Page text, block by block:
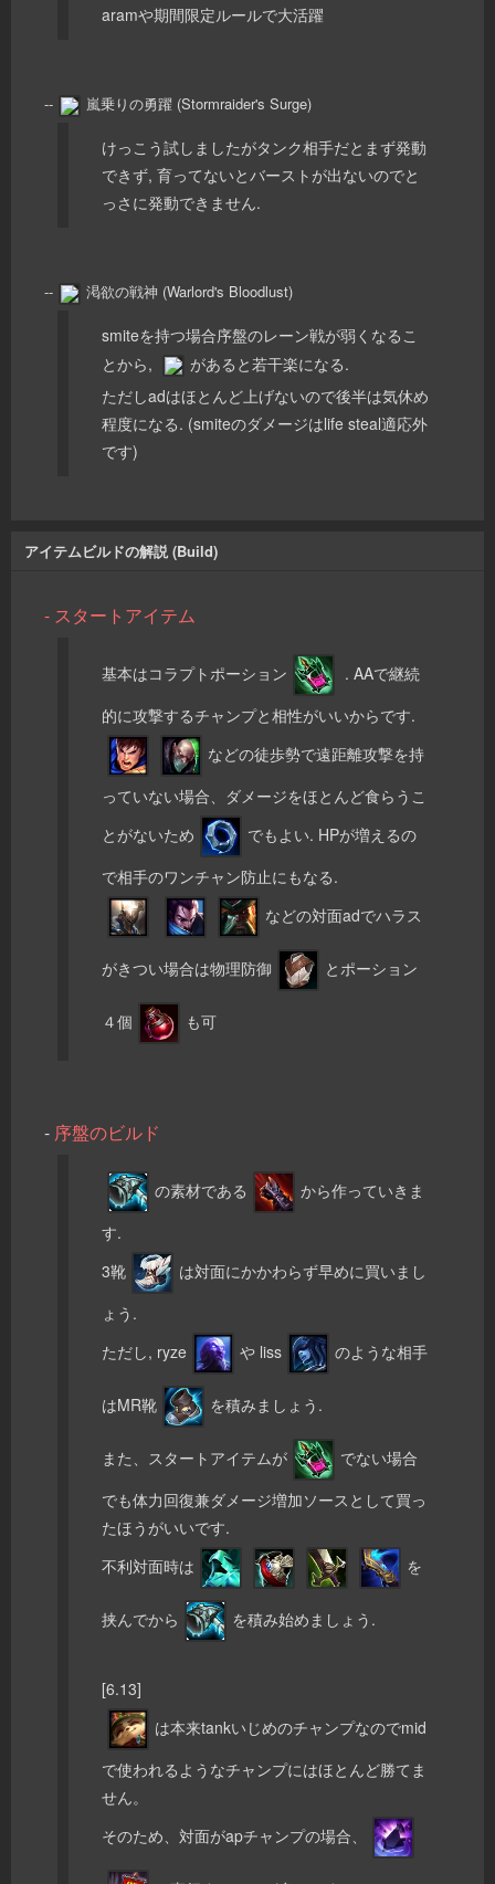
aramや期間限定ルールで大活躍
-- 嵐乗りの勇躍 (Stormraider's Surge)
けっこう試しましたがタンク相手だとまず発動
できず, 育ってないとバーストが出ないのでと
っさに発動できません.
-- 渇欲の戦神 (Warlord's Bloodlust)
smiteを持つ場合序盤のレーン戦が弱くなるこ
とから,
があると若干楽になる.
ただしadはほとんど上げないので後半は気休め
程度になる. (smiteのダメージはlife steal適応外
です)
アイテムビルドの解説 (Build)
- スタートアイテム
基本はコラプトポーション
. AAで継続
的に攻撃するチャンプと相性がいいからです.
などの徒歩勢で遠距離攻撃を持
っていない場合、ダメージをほとんど食らうこ
とがないため
でもよい. HPが増えるの
で相手のワンチャン防止にもなる.
などの対面adでハラス
がきつい場合は物理防御 とポーション
４個 も可
- 序盤のビルド
の素材である
から作っていきま
す.
3靴
は対面にかかわらず早めに買いまし
ょう.
ただし, ryze
や liss のような相手
はMR靴 を積みましょう.
また、スタートアイテムが
でない場合
でも体力回復兼ダメージ増加ソースとして買っ
たほうがいいです.
不利対面時は
を
挟んでから を積み始めましょう.
[6.13]
は本来tankいじめのチャンプなのでmid
で使われるようなチャンプにはほとんど勝てま
せん。
そのため、対面がapチャンプの場合、